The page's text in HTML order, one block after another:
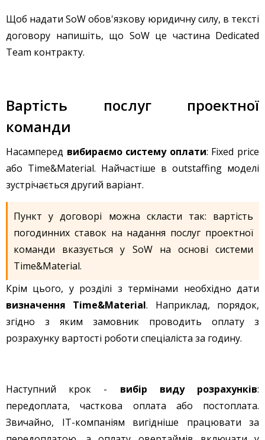
Щоб надати SoW обов'язкову юридичну силу, в тексті
договору напишіть, що SoW це частина Dedicated
Team контракту.
Вартість послуг проектної
команди
Насамперед вибираємо систему оплати: Fixed price
або Time&Material. Найчастіше в outstaffing моделі
зустрічається другий варіант.
Пункт у договорі можна скласти так: вартість
погодинних ставок на надання послуг проектної
команди вказується у SoW на основі системи
Time&Material.
Крім цього, у розділі з термінами необхідно дати
визначення Time&Material. Наприклад, порядок,
згідно з яким замовник проводить оплату з
розрахунку вартості роботи спеціаліста за годину.
Наступний крок - вибір виду розрахунків:
передоплата, часткова оплата або постоплата.
Звичайно, IT-компаніям вигідніше працювати за